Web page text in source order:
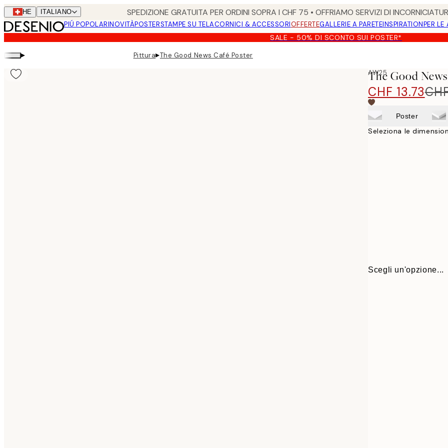
Skip
to
main
content.
CHE ITALIANO SPEDIZIONE GRATUITA PER ORDINI SOPRA I CHF 75 • OFFRIAMO SERVIZI DI
PIÚ POPOLARINOVITÀPOSTERSTAMPE SU TELACORNICI & ACCESSORIOFFERTEGALLERIE A PARETEINSPIRATIONPER LE
SALE - 50% DI SCONTO SUI POSTER*
▸ Pittura▸The Good News Café Poster
AW25
The Good
CHF 13.73
Poster
Seleziona le
Scegli un'opzione...